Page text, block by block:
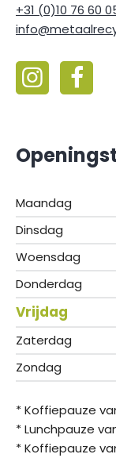
+31 (0)10 76 60
Maandag
Dinsdag
Woensdag
Donderdag
Vrijdag
Zaterdag
Zondag
* Koffiepauze
* Lunchpauze
* Koffiepauze